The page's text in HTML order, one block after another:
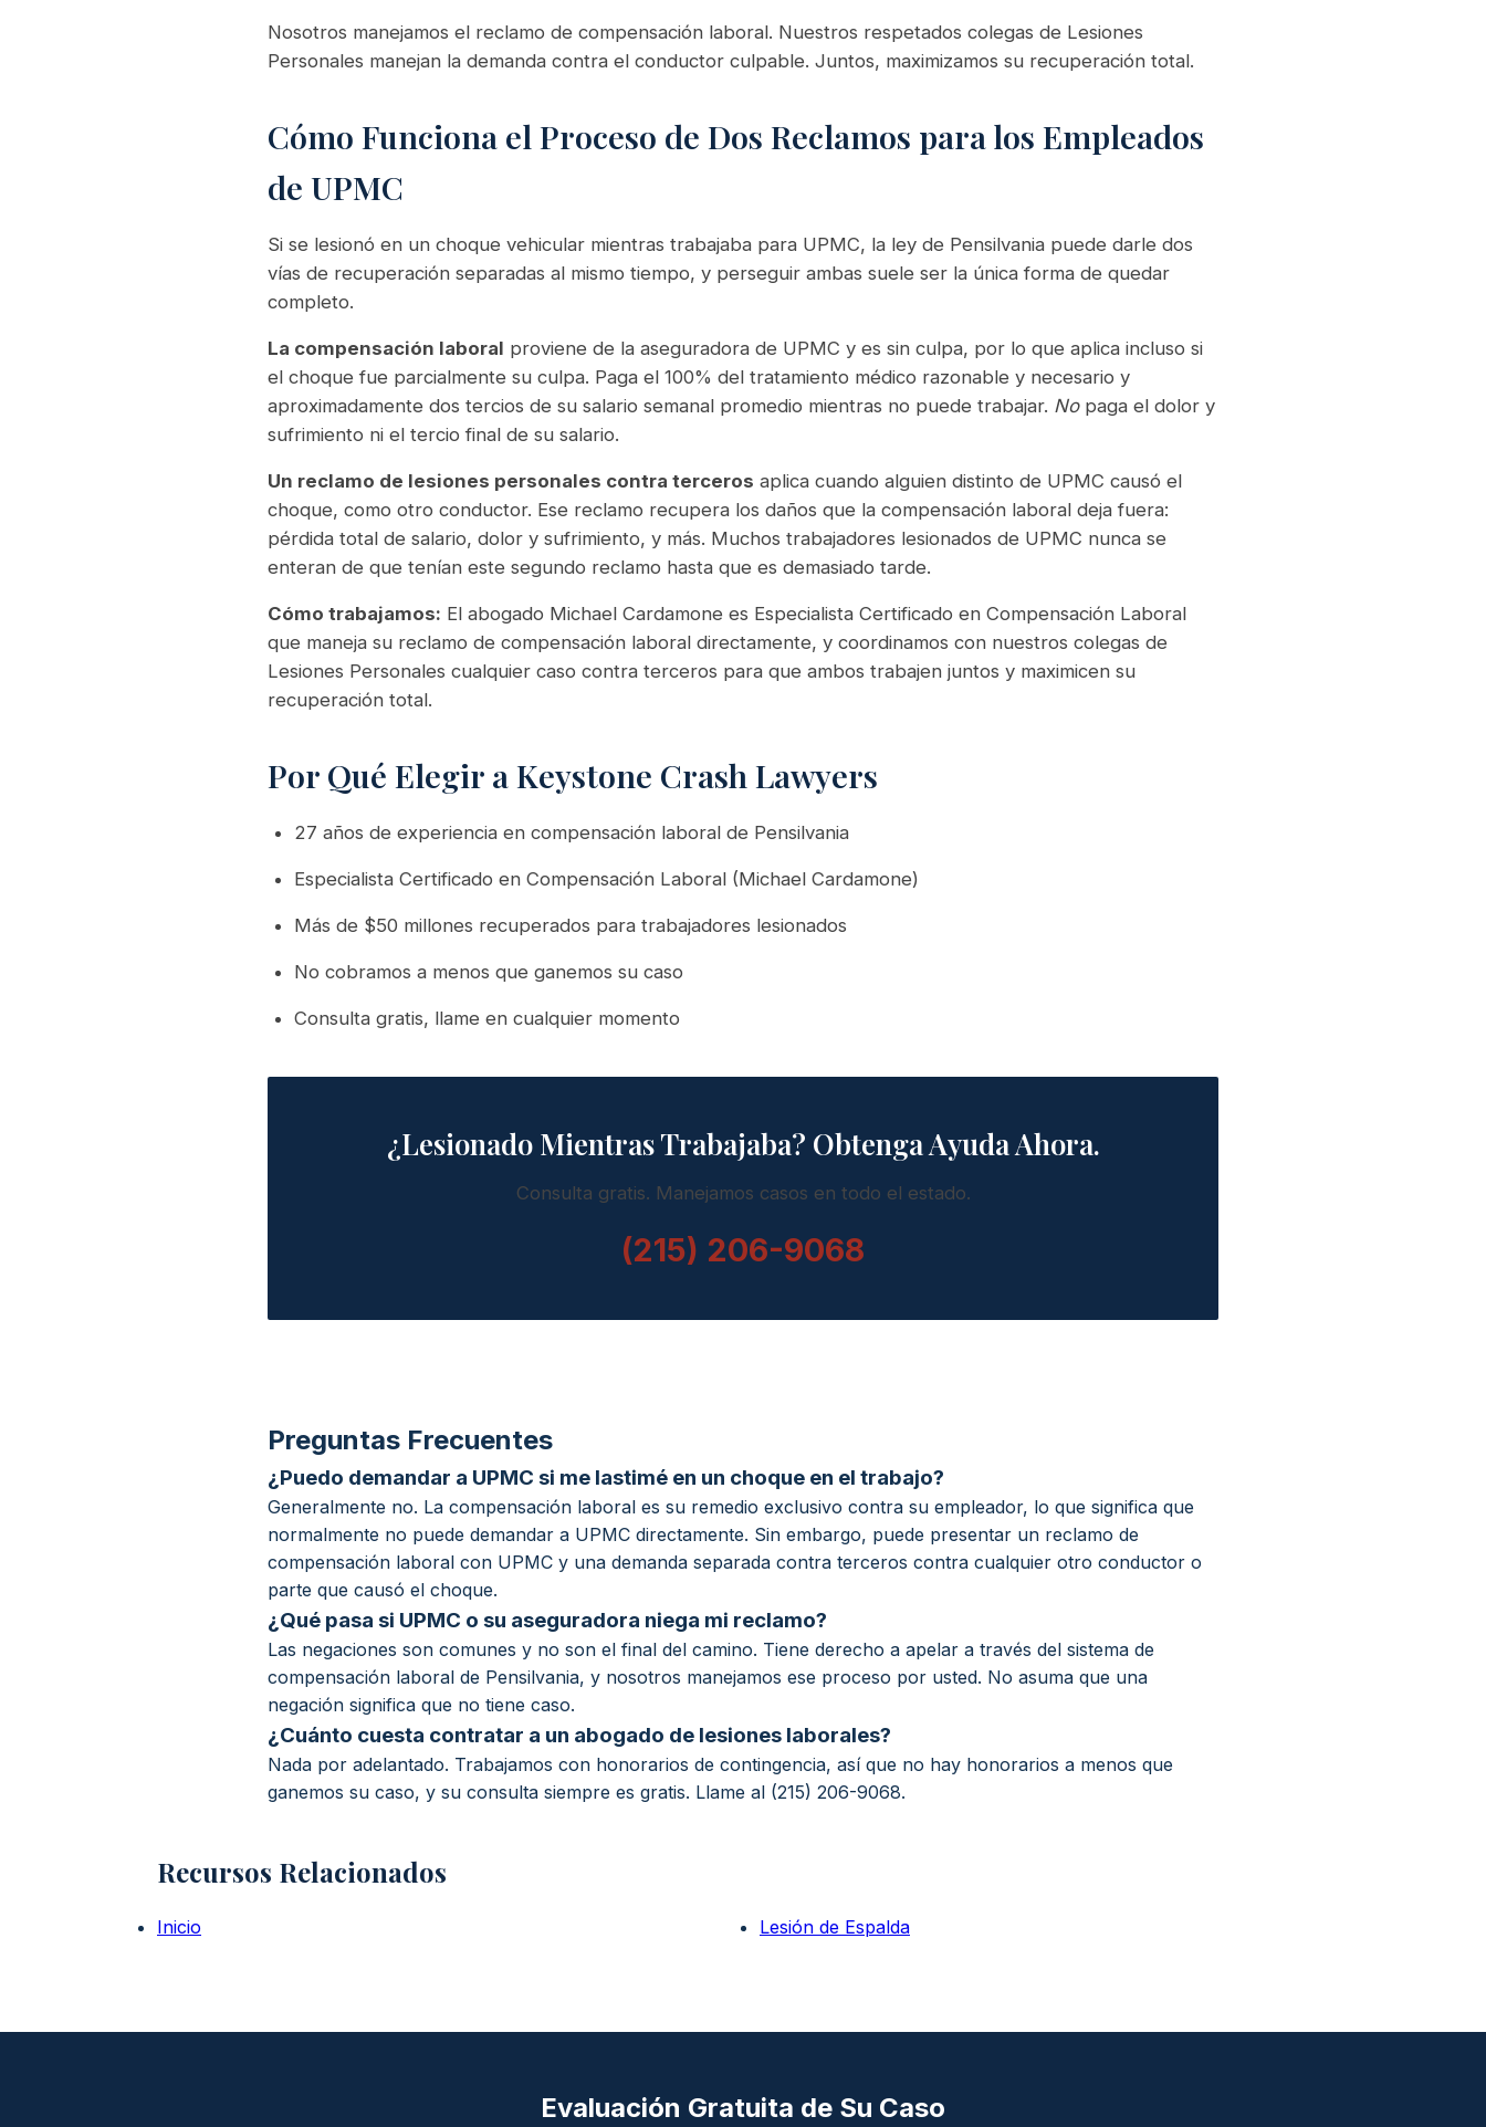
Nosotros manejamos el reclamo de compensación laboral. Nuestros respetados colegas de Lesiones
Personales manejan la demanda contra el conductor culpable. Juntos, maximizamos su recuperación total.
Cómo Funciona el Proceso de Dos Reclamos para los Empleados
de UPMC
Si se lesionó en un choque vehicular mientras trabajaba para UPMC, la ley de Pensilvania puede darle dos
vías de recuperación separadas al mismo tiempo, y perseguir ambas suele ser la única forma de quedar
completo.
La compensación laboral proviene de la aseguradora de UPMC y es sin culpa, por lo que aplica incluso si
el choque fue parcialmente su culpa. Paga el 100% del tratamiento médico razonable y necesario y
aproximadamente dos tercios de su salario semanal promedio mientras no puede trabajar. Nopaga el dolor y
sufrimiento ni el tercio final de su salario.
Un reclamo de lesiones personales contra terceros aplica cuando alguien distinto de UPMC causó el
choque, como otro conductor. Ese reclamo recupera los daños que la compensación laboral deja fuera:
pérdida total de salario, dolor y sufrimiento, y más. Muchos trabajadores lesionados de UPMC nunca se
enteran de que tenían este segundo reclamo hasta que es demasiado tarde.
Cómo trabajamos: El abogado Michael Cardamone es Especialista Certificado en Compensación Laboral
que maneja su reclamo de compensación laboral directamente, y coordinamos con nuestros colegas de
Lesiones Personales cualquier caso contra terceros para que ambos trabajen juntos y maximicen su
recuperación total.
Por Qué Elegir a Keystone Crash Lawyers
27 años de experiencia en compensación laboral de Pensilvania
Especialista Certificado en Compensación Laboral (Michael Cardamone)
Más de $50 millones recuperados para trabajadores lesionados
No cobramos a menos que ganemos su caso
Consulta gratis, llame en cualquier momento
¿Lesionado Mientras Trabajaba? Obtenga Ayuda Ahora.
Consulta gratis. Manejamos casos en todo el estado.
(215) 206-9068
Preguntas Frecuentes
¿Puedo demandar a UPMC si me lastimé en un choque en el trabajo?
Generalmente no. La compensación laboral es su remedio exclusivo contra su empleador, lo que significa que
normalmente no puede demandar a UPMC directamente. Sin embargo, puede presentar un reclamo de
compensación laboral con UPMC y una demanda separada contra terceros contra cualquier otro conductor o
parte que causó el choque.
¿Qué pasa si UPMC o su aseguradora niega mi reclamo?
Las negaciones son comunes y no son el final del camino. Tiene derecho a apelar a través del sistema de
compensación laboral de Pensilvania, y nosotros manejamos ese proceso por usted. No asuma que una
negación significa que no tiene caso.
¿Cuánto cuesta contratar a un abogado de lesiones laborales?
Nada por adelantado. Trabajamos con honorarios de contingencia, así que no hay honorarios a menos que
ganemos su caso, y su consulta siempre es gratis. Llame al (215) 206-9068.
Recursos Relacionados
Inicio Lesión de Espalda
Evaluación Gratuita de Su Caso